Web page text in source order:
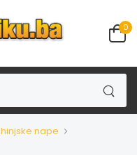
0
nape